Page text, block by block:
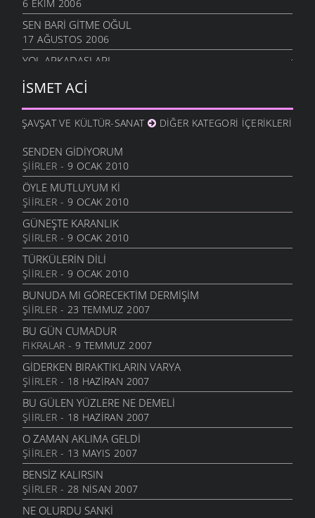
6 EKIM 2006
SEN BARİ GİTME OĞUL
17 AĞUSTOS 2006
YOL ARKADAŞLARI
YAĞMURLU EYLÜL
5 AĞUSTOS 2006
KÜÇÜK HİKAYELER
4 AĞUSTOS 2006
BIR DAHA GÖRMEK
1 AĞUSTOS 2006
HACI NİNE
11 MAYIS 2006
YOL GÖTÜRDÜ YIL GÖTÜRDÜ
10 NISAN 2006
SULAR SOĞUK MU
31 MART 2006
BEKÇİ OLDUĞ
30 MART 2006
YAZIK
16 ŞUBAT 2006
SULAR SOĞUK MU
8 ŞUBAT 2006
ÖZ ANASI
29 OCAK 2006
DUMAN DAĞA YUKARI
23 OCAK 2006
DÜŞÜM İSTANBUL
25 HAZIRAN 2005
İSMET ACI
ŞAVŞAT VE KÜLTÜR-SANAT DIĞER KATEGORI İÇERIKLERI
SENDEN GIDIYORUM
ŞIIRLER - 9 OCAK 2010
ÖYLE MUTLUYUM KI
ŞIIRLER - 9 OCAK 2010
GÜNEŞTE KARANLIK
ŞIIRLER - 9 OCAK 2010
TÜRKÜLERIN DILI
ŞIIRLER - 9 OCAK 2010
BUNUDA MI GÖRECEKTIM DERMIŞIM
ŞIIRLER - 23 TEMMUZ 2007
BU GÜN CUMADUR
FIKRALAR - 9 TEMMUZ 2007
GIDERKEN BIRAKTIKLARIN VARYA
ŞIIRLER - 18 HAZIRAN 2007
BU GÜLEN YÜZLERE NE DEMELI
ŞIIRLER - 18 HAZIRAN 2007
O ZAMAN AKLIMA GELDI
ŞIIRLER - 13 MAYIS 2007
BENSIZ KALIRSIN
ŞIIRLER - 28 NISAN 2007
NE OLURDU SANKI